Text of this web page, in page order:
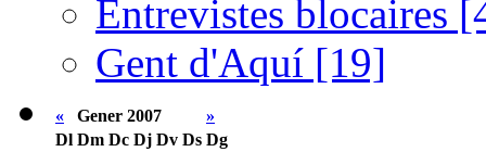
Entrevistes blocaires
Gent d'Aquí [19]
« Gener 2007
»
Dl Dm Dc Dj Dv Ds Dg